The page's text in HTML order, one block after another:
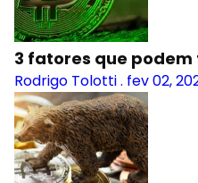
3 fatores que
Rodrigo Tolotti. fev 02,